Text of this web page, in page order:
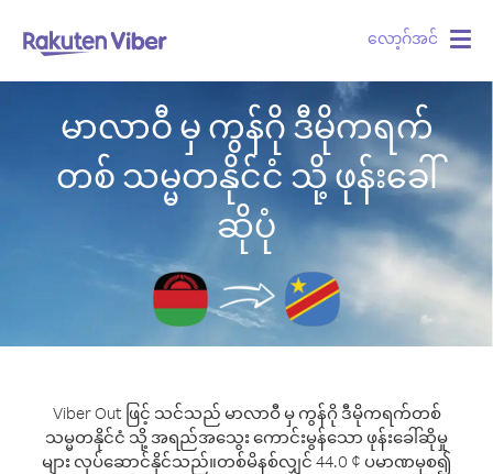
လော့ဂ်အင်
မာလာဝီ မှ ကွန်ဂို ဒီမိုကရက်
တစ် သမ္မတနိုင်ငံ သို့ ဖုန်းခေါ်
ဆိုပုံ
Viber Out ဖြင့် သင်သည် မာလာဝီ မှ ကွန်ဂို ဒီမိုကရက်တစ်
သမ္မတနိုင်ငံ သို့ အရည်အသွေး ကောင်းမွန်သော ဖုန်းခေါ်ဆိုမှု
များ လုပ်ဆောင်နိုင်သည်။တစ်မိနစ်လျှင် 44.0 ¢ ပမာဏမှစ၍